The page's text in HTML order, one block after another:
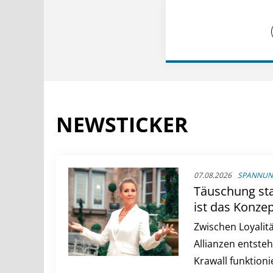
NEWSTICKER
07.08.2026
Täuschung
ist das
Verräter"
Zwischen
Allianzen
Krawall